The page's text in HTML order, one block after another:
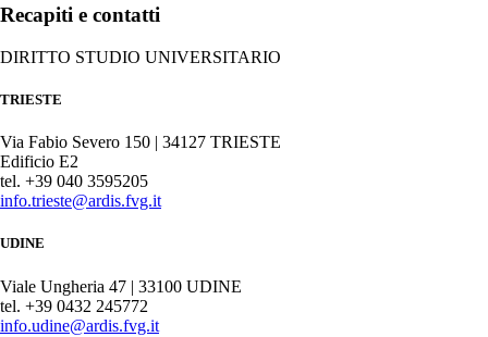
Recapiti e contatti
DIRITTO STUDIO UNIVERSITARIO
TRIESTE
Via Fabio Severo 150 | 34127 TRIESTE
Edificio E2
tel. +39 040 3595205
info.trieste@ardis.fvg.it
UDINE
Viale Ungheria 47 | 33100 UDINE
tel. +39 0432 245772
info.udine@ardis.fvg.it